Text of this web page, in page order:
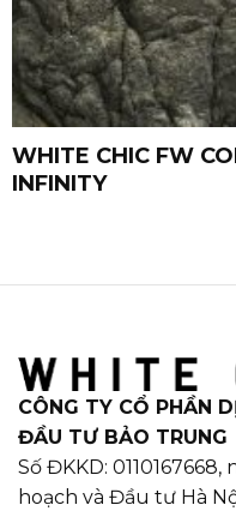
WHITE CHIC FW
INFINITY
CÔNG TY CỔ PHẦN
ĐẦU TƯ BẢO TRUNG
Số ĐKKD:
hoạch và Đầu tư Hà